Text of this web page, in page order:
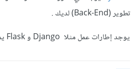
تطوير (Back-End) لديك .
يوجد إطارات عمل مثلا Django و Flask يمكنك تطوير نفسك فيهما .